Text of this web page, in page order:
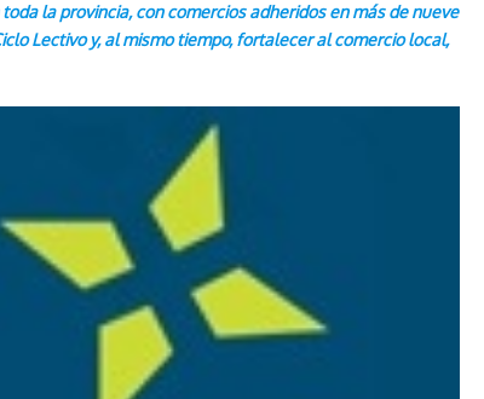
la provincia, con comercios adheridos en más de nueve
Lectivo y, al mismo tiempo, fortalecer al comercio local,